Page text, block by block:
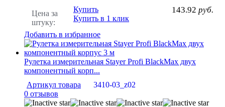
Цена за
штуку:
143.92 руб.
Купить
Купить в 1 клик
Добавить в избранное
Рулетка измерительная Stayer Profi BlackMax двух
компонентный корп...
Артикул товара
3410-03_z02
0 отзывов